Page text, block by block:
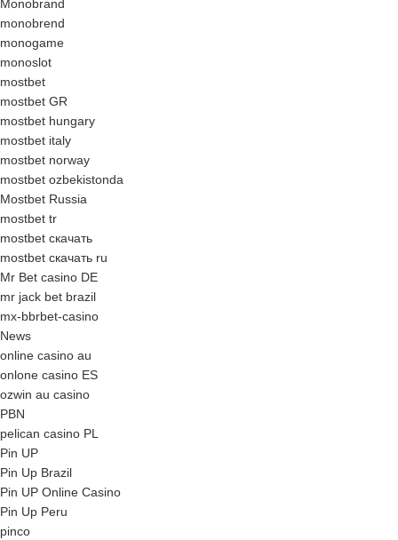
Monobrand
monobrend
monogame
monoslot
mostbet
mostbet GR
mostbet hungary
mostbet italy
mostbet norway
mostbet ozbekistonda
Mostbet Russia
mostbet tr
mostbet скачать
mostbet скачать ru
Mr Bet casino DE
mr jack bet brazil
mx-bbrbet-casino
News
online casino au
onlone casino ES
ozwin au casino
PBN
pelican casino PL
Pin UP
Pin Up Brazil
Pin UP Online Casino
Pin Up Peru
pinco